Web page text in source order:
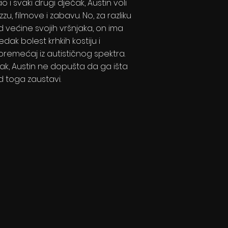
i svaki drugi dječak, Austin voli
filmove i zabavu. No, za razliku
većine svojih vršnjaka, on ima
bolest krhkih kostiju i
iz autističnog spektra.
Austin ne dopušta da ga išta
toga zaustavi.